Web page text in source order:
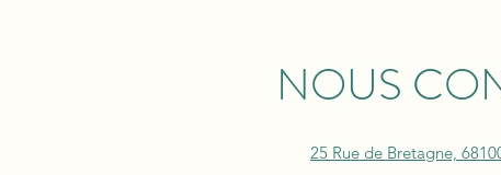
NOUS
25 Rue de Bretagne,